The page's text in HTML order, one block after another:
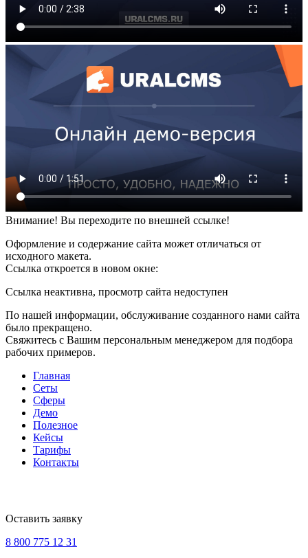
Внимание! Вы переходите по внешней ссылке!
Оформление и содержание сайта может отличаться от
исходного макета.
Ссылка откроется в новом окне:
Ссылка неактивна, просмотр сайта недоступен
По нашей информации, обслуживание созданного нами сайта
было прекращено.
Свяжитесь с Вашим персональным менеджером для подбора
рабочих примеров.
Главная
Сеты
Сферы
Демо
Полезное
Кейсы
Тарифы
Контакты
Оставить заявку
8 800 775 12 31